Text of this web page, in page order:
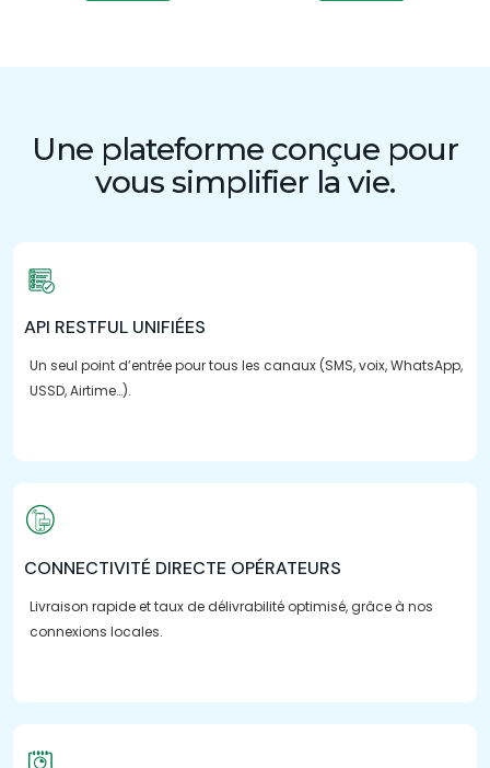
Une plateforme conçue pour
vous simplifier la vie.
API RESTFUL UNIFIÉES
Un seul point d’entrée pour tous les canaux (SMS, voix, WhatsApp,
USSD, Airtime…).
CONNECTIVITÉ DIRECTE OPÉRATEURS
Livraison rapide et taux de délivrabilité optimisé, grâce à nos
connexions locales.